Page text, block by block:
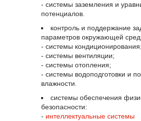
- системы заземления и
потенциалов.
контроль и поддержание
параметров окружающей
- системы кондиционирования;
- системы вентиляции;
- системы отопления;
- системы водоподготовки и
влажности.
системы обеспечения
безопасности:
- интеллектуальные системы